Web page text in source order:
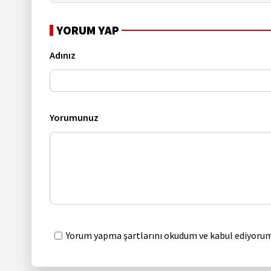
YORUM YAP
Adınız
Yorumunuz
Yorum yapma şartlarını okudum ve kabul